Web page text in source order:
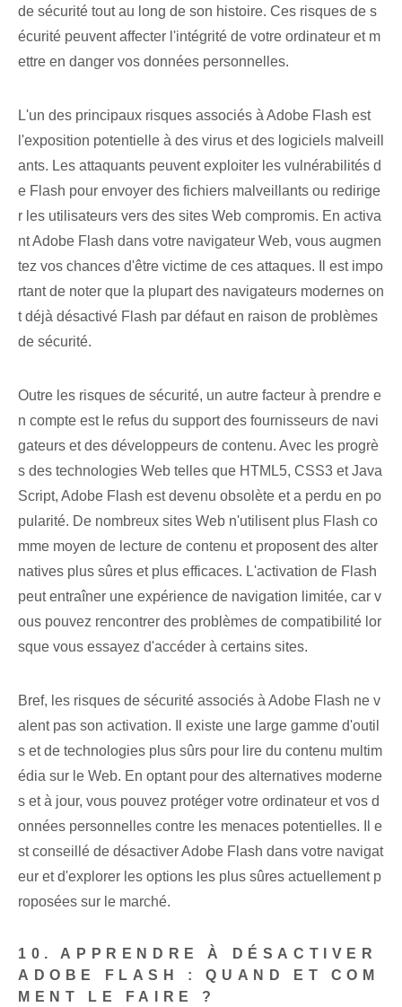
de sécurité tout au long de son histoire. Ces risques de s
écurité peuvent affecter l'intégrité de votre ordinateur et m
ettre en danger vos données personnelles.
L'un des principaux risques associés à Adobe Flash est
l'exposition potentielle à des virus et des logiciels malveill
ants. Les attaquants peuvent exploiter les vulnérabilités d
e Flash pour envoyer des fichiers malveillants ou redirige
r les utilisateurs vers des sites Web compromis. En activa
nt Adobe Flash dans votre navigateur Web, vous augmen
tez vos chances d'être victime de ces attaques. Il est impo
rtant de noter que la plupart des navigateurs modernes on
t déjà désactivé Flash par défaut en raison de problèmes
de sécurité.
Outre les risques de sécurité, un autre facteur à prendre e
n compte est le refus du support des fournisseurs de navi
gateurs et des développeurs de contenu. Avec les progrè
s des technologies Web telles que HTML5, CSS3 et Java
Script, Adobe Flash est devenu obsolète et a perdu en po
pularité. De nombreux sites Web n'utilisent plus Flash co
mme moyen de lecture de contenu et proposent des alter
natives plus sûres et plus efficaces. L'activation de Flash
peut entraîner une expérience de navigation limitée, car v
ous pouvez rencontrer des problèmes de compatibilité lor
sque vous essayez d'accéder à certains sites.
Bref, les risques de sécurité associés à Adobe Flash ne v
alent pas son activation. Il existe une large gamme d'outil
s et de technologies plus sûrs pour lire du contenu multim
édia sur le Web. En optant pour des alternatives moderne
s et à jour, vous pouvez protéger votre ordinateur et vos d
onnées personnelles contre les menaces potentielles. Il e
st conseillé de désactiver Adobe Flash dans votre navigat
eur et d'explorer les options les plus sûres actuellement p
roposées sur le marché.
10. APPRENDRE À DÉSACTIVER
ADOBE FLASH : QUAND ET COM
MENT LE FAIRE ?